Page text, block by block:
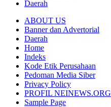
Daerah
ABOUT US
Banner dan Advertorial
Daerah
Home
Indeks
Kode Etik Perusahaan
Pedoman Media Siber
Privacy Policy
PROFIL NEINEWS.ORG
Sample Page